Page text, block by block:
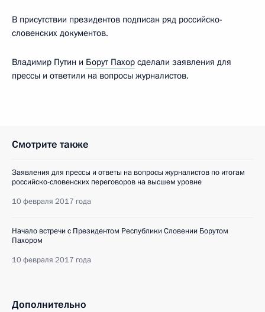
В присутствии президентов подписан ряд российско-
словенских документов.
Владимир Путин и Борут Пахор сделали заявления для
прессы и ответили на вопросы журналистов.
Смотрите также
Заявления для прессы и ответы на вопросы журналистов по итогам
российско-словенских переговоров на высшем уровне
10 февраля 2017 года
Начало встречи с Президентом Республики Словении Борутом
Пахором
10 февраля 2017 года
Дополнительно